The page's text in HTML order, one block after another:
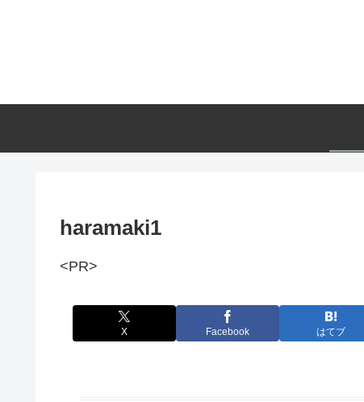
haramaki1
<PR>
X Facebook はてブ